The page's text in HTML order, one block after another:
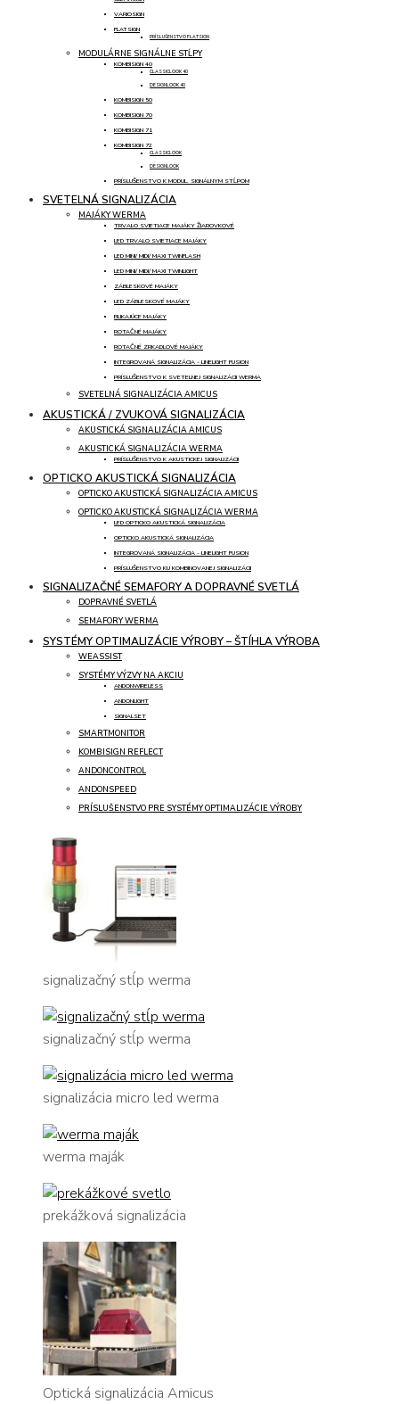
VARIOSIGN
FLATSIGN
PRÍSLUŠENSTVO FLATSIGN
MODULÁRNE SIGNÁLNE STĹPY
KOMBISIGN 40
CLASSICLOOK 40
DESIGNLOOK 40
KOMBISIGN 50
KOMBISIGN 70
KOMBISIGN 71
KOMBISIGN 72
CLASSICLOOK
DESIGNLOOK
PRÍSLUŠENSTVO K MODUL. SIGNÁLNYM STĹPOM
SVETELNÁ SIGNALIZÁCIA
MAJÁKY WERMA
TRVALO SVIETIACE MAJÁKY ŽIAROVKOVÉ
LED TRVALO SVIETIACE MAJÁKY
LED MINI/ MIDI/ MAXI TWINFLASH
LED MINI/ MIDI/ MAXI TWINLIGHT
ZÁBLESKOVÉ MAJÁKY
LED ZÁBLESKOVÉ MAJÁKY
BLIKAJÚCE MAJÁKY
ROTAČNÉ MAJÁKY
ROTAČNÉ ZRKADLOVÉ MAJÁKY
INTEGROVANÁ SIGNALIZÁCIA - LINELIGHT FUSION
PRÍSLUŠENSTVO K SVETELNEJ SIGNALIZÁCII WERMA
SVETELNÁ SIGNALIZÁCIA AMICUS
AKUSTICKÁ / ZVUKOVÁ SIGNALIZÁCIA
AKUSTICKÁ SIGNALIZÁCIA AMICUS
AKUSTICKÁ SIGNALIZÁCIA WERMA
PRÍSLUŠENSTVO K AKUSTICKEJ SIGNALIZÁCII
OPTICKO AKUSTICKÁ SIGNALIZÁCIA
OPTICKO AKUSTICKÁ SIGNALIZÁCIA AMICUS
OPTICKO AKUSTICKÁ SIGNALIZÁCIA WERMA
LED OPTICKO AKUSTICKÁ SIGNALIZÁCIA
OPTICKO AKUSTICKÁ SIGNALIZÁCIA
INTEGROVANÁ SIGNALIZÁCIA - LINELIGHT FUSION
PRÍSLUŠENSTVO KU KOMBINOVANEJ SIGNALIZÁCII
SIGNALIZAČNÉ SEMAFORY A DOPRAVNÉ SVETLÁ
DOPRAVNÉ SVETLÁ
SEMAFORY WERMA
SYSTÉMY OPTIMALIZÁCIE VÝROBY – ŠTÍHLA VÝROBA
WEASSIST
SYSTÉMY VÝZVY NA AKCIU
ANDONWIRELESS
ANDONLIGHT
SIGNALSET
SMARTMONITOR
KOMBISIGN REFLECT
ANDONCONTROL
ANDONSPEED
PRÍSLUŠENSTVO PRE SYSTÉMY OPTIMALIZÁCIE VÝROBY
signalizačný stĺp werma
signalizačný stĺp werma
signalizácia micro led werma
werma maják
prekážková signalizácia
Optická signalizácia Amicus